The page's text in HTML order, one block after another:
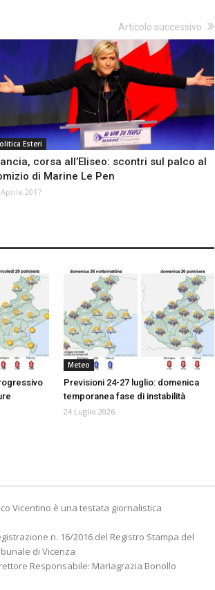
Articolo successivo
Esteri
corsa all’Eliseo: scontri sul palco al
di Marine Le Pen
Aprile 2017
Meteo
Previsioni 24-27 luglio: domenica
temporanea fase di instabilità
24 Luglio 2026
Vicentino è una testata giornalistica
n. 16/2016 del Registro Stampa del
di Vicenza
Responsabile: Mariagrazia Bonollo